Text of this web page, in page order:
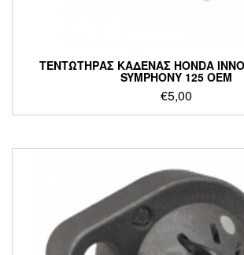
ΤΕΝΤΩΤΗΡΑΣ ΚΑΔΕΝΑΣ HONDA
SYMPHONY 125 OEM
€5,00